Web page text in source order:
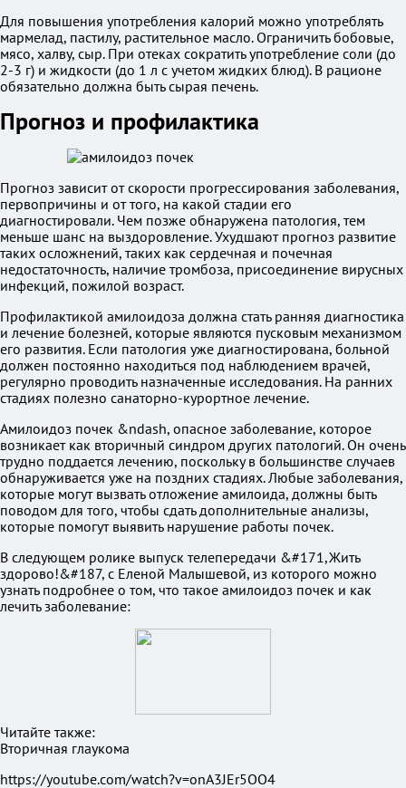
Для повышения употребления калорий можно употреблять
мармелад, пастилу, растительное масло. Ограничить бобовые,
мясо, халву, сыр. При отеках сократить употребление соли (до
2-3 г) и жидкости (до 1 л с учетом жидких блюд). В рационе
обязательно должна быть сырая печень.
Прогноз и профилактика
Прогноз зависит от скорости прогрессирования заболевания,
первопричины и от того, на какой стадии его
диагностировали. Чем позже обнаружена патология, тем
меньше шанс на выздоровление. Ухудшают прогноз развитие
таких осложнений, таких как сердечная и почечная
недостаточность, наличие тромбоза, присоединение вирусных
инфекций, пожилой возраст.
Профилактикой амилоидоза должна стать ранняя диагностика
и лечение болезней, которые являются пусковым механизмом
его развития. Если патология уже диагностирована, больной
должен постоянно находиться под наблюдением врачей,
регулярно проводить назначенные исследования. На ранних
стадиях полезно санаторно-курортное лечение.
Амилоидоз почек &ndash, опасное заболевание, которое
возникает как вторичный синдром других патологий. Он очень
трудно поддается лечению, поскольку в большинстве случаев
обнаруживается уже на поздних стадиях. Любые заболевания,
которые могут вызвать отложение амилоида, должны быть
поводом для того, чтобы сдать дополнительные анализы,
которые помогут выявить нарушение работы почек.
В следующем ролике выпуск телепередачи &#171,Жить
здорово!&#187, с Еленой Малышевой, из которого можно
узнать подробнее о том, что такое амилоидоз почек и как
лечить заболевание:
Читайте также:
Вторичная глаукома
https://youtube.com/watch?v=onA3JEr5OO4